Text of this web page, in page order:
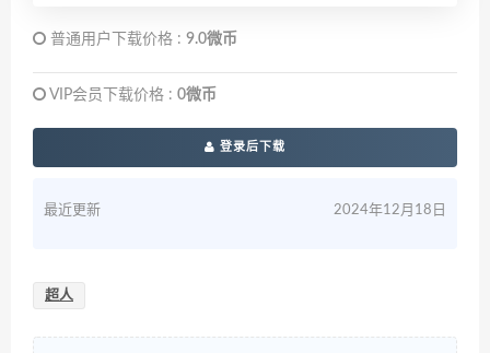
普通用户下载价格 : 9.0微币
VIP会员下载价格 : 0微币
登录后下载
最近更新 2024年12月18日
超人